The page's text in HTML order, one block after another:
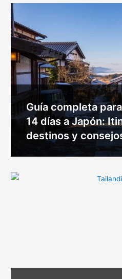
Guía completa
14 días a Japón:
destinos y